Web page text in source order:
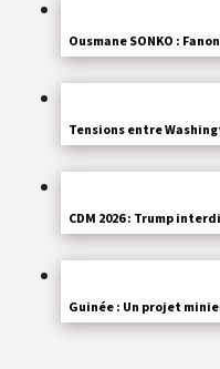
Ousmane SONKO :
Tensions entre
CDM 2026 : Trump
Guinée : Un projet